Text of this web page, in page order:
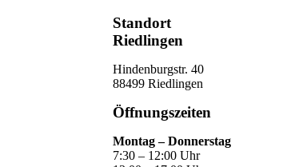
Standort
Riedlingen
Hindenburgstr. 40
88499 Riedlingen
Öffnungszeiten
Montag – Donnerstag
7:30 – 12:00 Uhr